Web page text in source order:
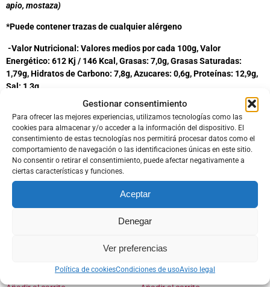
Gestionar consentimiento
Para ofrecer las mejores experiencias, utilizamos tecnologías como las
cookies para almacenar y/o acceder a la información del dispositivo. El
consentimiento de estas tecnologías nos permitirá procesar datos como el
comportamiento de navegación o las identificaciones únicas en este sitio.
No consentir o retirar el consentimiento, puede afectar negativamente a
ciertas características y funciones.
Aceptar
Denegar
Ver preferencias
Política de cookiesCondiciones de usoAviso legal
apio, mostaza)
*Puede contener trazas de cualquier alérgeno
-Valor Nutricional: Valores medios por cada 100g, Valor
Energético: 612 Kj / 146 Kcal, Grasas: 7,0g, Grasas Saturadas:
1,79g, Hidratos de Carbono: 7,8g, Azucares: 0,6g, Proteínas: 12,9g,
Sal: 1,3g
Productos relacionados
SOLOMILLO A LA PIMIENTA MIGAS CON TORREZNOS